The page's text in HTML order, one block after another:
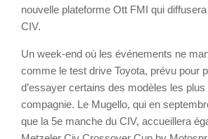
nouvelle plateforme Ott FMI qui
CIV.
Un week-end où les événements ne
comme le test drive Toyota, prévu pour
d’essayer certains des modèles les
compagnie. Le Mugello, qui en
que la 5e manche du CIV, accueillera